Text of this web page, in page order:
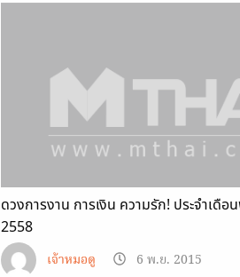
ดวงการงาน การเงิน ความรัก! ประจำเดื
2558
เจ้าหมอดู
6 พ.ย. 2015